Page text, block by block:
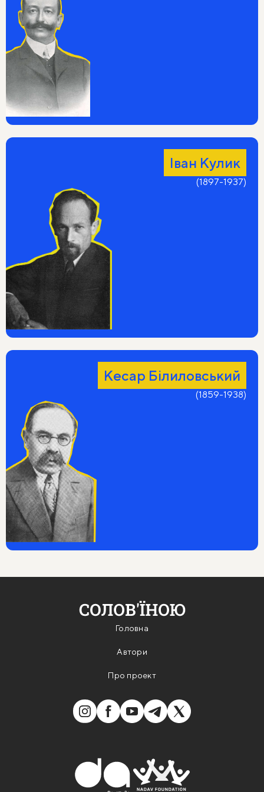
По камері —
і мріяв.
Та й не тільки.
Там ткали саван і вплітали в нього
Прокльон, І мріяли. І здійснювали мірії.
А я не знав, куди мені піти,
І я пішов на річку.
Рудий і конопатий поліцай
Прогнав мене. І я пішов під міст,
Де спочивали діти і старці,
Тривожно схлипуючи увісні,
І пфеніги тримаючи над серцем.
Я впав у воду. Потім я поплив.
Я бачив, як пливли розбухлі трупи,
І я пішов під воду. На мосту
Гуляли пари, плакала музика.
В своїй країні. Нашій. Світлозорій.
Пливли баркаси в голубому морі
І місяць на світанку тихо гас.
Чабан на березі отару пас.
Ішли жінки. Змінялися дозори.
І я сказав:
— Так, я помщусь за вас, Товариші,
з якими бачив горе
Хоча б увісні!
Гуде хода історії.
Живуть більшовики. Настане час.
І я сказав: „Спасибі! Я живу,
Я говорю, що я помщусь за вас.
Іван Кулик
(1897-1937)
Кесар Білиловський
(1859-1938)
Головна
Автори
Про проект